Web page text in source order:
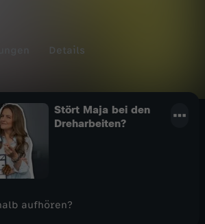
Details
Stört Maja bei den
Dreharbeiten?
aufhören?